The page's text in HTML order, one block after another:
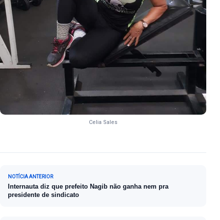
Celia Sales
Navegação de Post
NOTÍCIA ANTERIOR
Internauta diz que prefeito Nagib não ganha nem pra
presidente de sindicato